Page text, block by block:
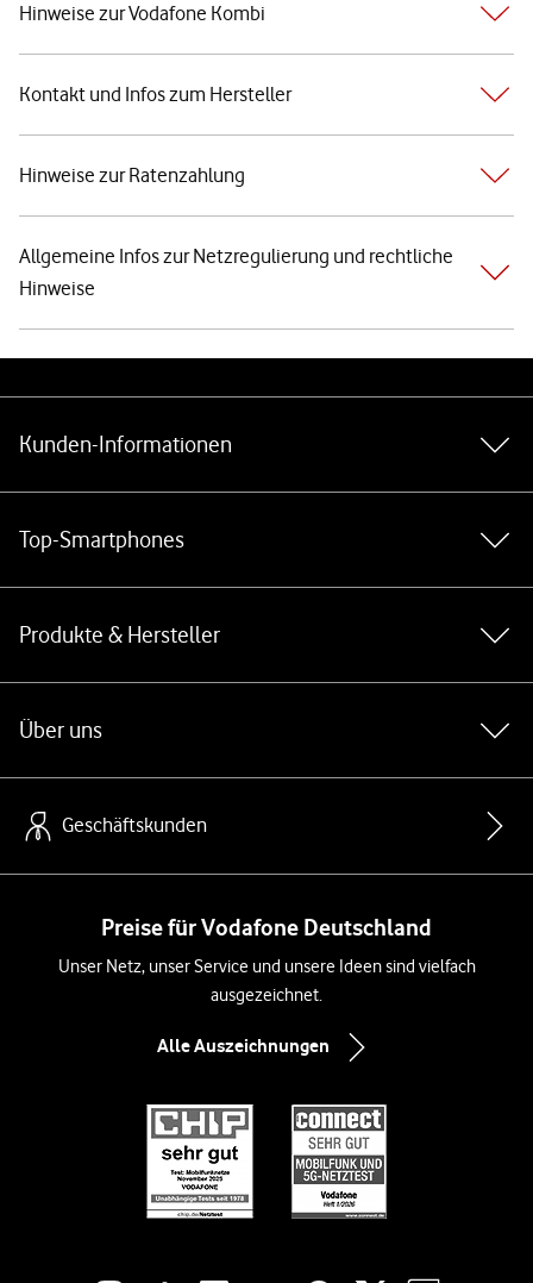
Hinweise zur Vodafone Kombi
Kontakt und Infos zum Hersteller
Hinweise zur Ratenzahlung
Allgemeine Infos zur Netzregulierung und rechtliche
Hinweise
Kunden-Informationen
Top-Smartphones
Produkte & Hersteller
Über uns
Geschäftskunden
Preise für Vodafone Deutschland
Unser Netz, unser Service und unsere Ideen sind vielfach
ausgezeichnet.
Alle Auszeichnungen